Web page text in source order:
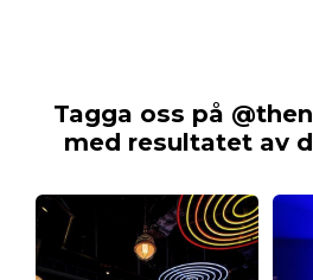
Tagga oss på
med resultatet av